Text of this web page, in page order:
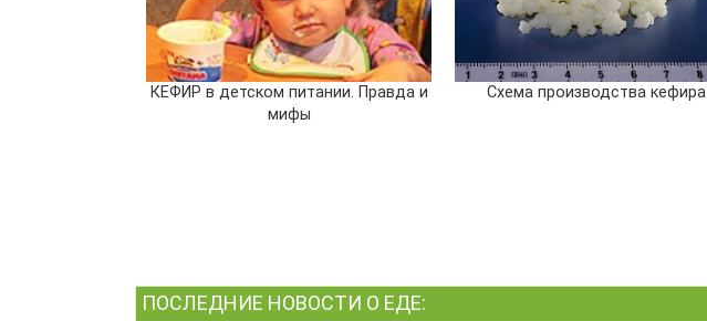
КЕФИР в детском питании. Правда и
мифы
Схема производства кефира
ПОСЛЕДНИЕ НОВОСТИ О ЕДЕ: